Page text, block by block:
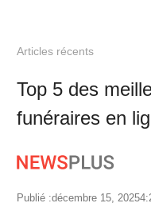
Articles récents
Top 5 des
funéraires en
Publié :décembre 15, 2025